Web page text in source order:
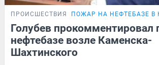
ПРОИСШЕСТВИЯ ПОЖАР НА НЕФТЕБАЗЕ
Голубев прокомментировал
нефтебазе возле Каменска-
Шахтинского